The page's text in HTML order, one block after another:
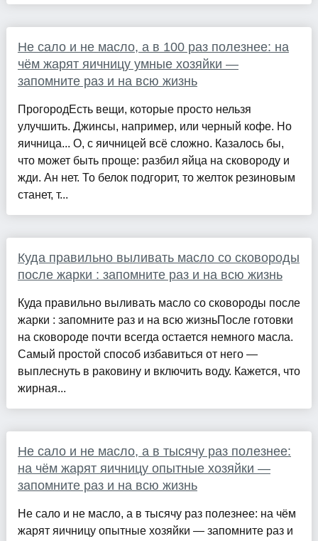
Не сало и не масло, а в 100 раз полезнее: на
чём жарят яичницу умные хозяйки —
запомните раз и на всю жизнь
ПрогородЕсть вещи, которые просто нельзя
улучшить. Джинсы, например, или черный кофе. Но
яичница... О, с яичницей всё сложно. Казалось бы,
что может быть проще: разбил яйца на сковороду и
жди. Ан нет. То белок подгорит, то желток резиновым
станет, т...
Куда правильно выливать масло со сковороды
после жарки : запомните раз и на всю жизнь
Куда правильно выливать масло со сковороды после
жарки : запомните раз и на всю жизньПосле готовки
на сковороде почти всегда остается немного масла.
Самый простой способ избавиться от него —
выплеснуть в раковину и включить воду. Кажется, что
жирная...
Не сало и не масло, а в тысячу раз полезнее:
на чём жарят яичницу опытные хозяйки —
запомните раз и на всю жизнь
Не сало и не масло, а в тысячу раз полезнее: на чём
жарят яичницу опытные хозяйки — запомните раз и